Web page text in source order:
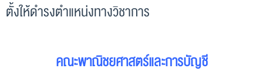
ตั้งให้ดำรงตำแหน่งทางวิชาการ
คณะพาณิชยศาสตร์และการบัญชี